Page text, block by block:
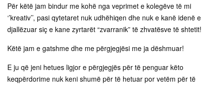
Për këtë jam bindur me kohë nga veprimet e kolegëve të mi
‘’kreativ’’, pasi qytetaret nuk udhëhiqen dhe nuk e kanë idenë e
djallëzuar siç e kane zyrtarët “zvarranik” të zhvatësve të shtetit!
Këtë jam e gatshme dhe me përgjegjësi me ja dëshmuar!
E ju që jeni hetues ligjor e përgjegjës për të penguar këto
keqpërdorime nuk keni shumë për të hetuar por vetëm për të